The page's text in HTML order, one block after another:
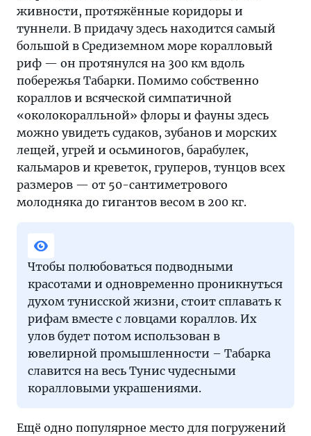
живности, протяжённые коридоры и
туннели. В придачу здесь находится самый
большой в Средиземном море коралловый
риф — он протянулся на 300 км вдоль
побережья Табарки. Помимо собственно
кораллов и всяческой симпатичной
«околокоралльной» флоры и фауны здесь
можно увидеть судаков, зубанов и морских
лещей, угрей и осьминогов, барабулек,
кальмаров и креветок, груперов, тунцов всех
размеров — от 50-сантиметрового
молодняка до гигантов весом в 200 кг.
Чтобы полюбоваться подводными
красотами и одновременно проникнуться
духом тунисской жизни, стоит сплавать к
рифам вместе с ловцами кораллов. Их
улов будет потом использован в
ювелирной промышленности – Табарка
славится на весь Тунис чудесными
коралловыми украшениями.
Ещё одно популярное место для погружений